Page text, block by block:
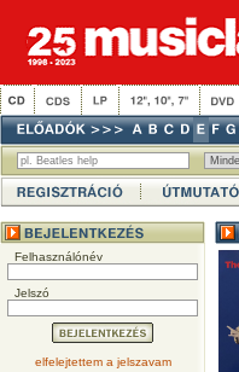
Felhasználónév
Jelszó
elfelejtettem a jelszavam